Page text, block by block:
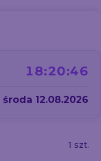
18:20:45
środa 12.08.2026
1 szt.